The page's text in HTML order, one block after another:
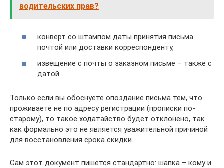
водительских прав?
конверт со штампом даты принятия письма
почтой или доставки корреспонденту,
извещение с почты о заказном письме – также с
датой.
Только если вы обоснуете опоздание письма тем, что
проживаете не по адресу регистрации (прописки по-
старому), то такое ходатайство будет отклонено, так
как формально это не является уважительной причиной
для восстановления срока скидки.
Сам этот документ пишется стандартно: шапка – кому и